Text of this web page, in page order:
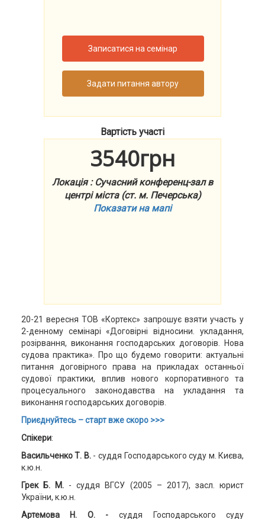
Записатися на семінар
Задати питання автору
Вартість участі
3540грн
Локація : Сучасний конференц-зал в
центрі міста (ст. м. Печерська)
Показати на мапі
20-21 вересня ТОВ «Кортекс» запрошує взяти участь у
2-денному семінарі «Договірні відносини. укладання,
розірвання, виконання господарських договорів. Нова
судова практика». Про що будемо говорити: актуальні
питання договірного права на прикладах останньої
судової практики, вплив нового корпоративного та
процесуального законодавства на укладання та
виконання господарських договорів.
Приєднуйтесь – старт вже скоро >>>
Спікери:
Васильченко Т. В.- суддя Господарського суду м. Києва,
к.ю.н.
Грек Б. М. - суддя ВГСУ (2005 – 2017), засл. юрист
України, к.ю.н.
Артемова Н. О. -суддя Господарського суду